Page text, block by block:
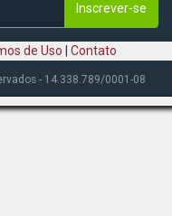
Inscrever-se
de Uso Contato
- 14.338.789/0001-08